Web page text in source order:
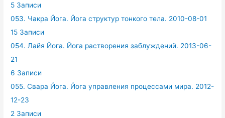
5 Записи
053. Чакра Йога. Йога структур тонкого тела. 2010-08-01
15 Записи
054. Лайя Йога. Йога растворения заблуждений. 2013-06-
21
6 Записи
055. Свара Йога. Йога управления процессами мира. 2012-
12-23
2 Записи